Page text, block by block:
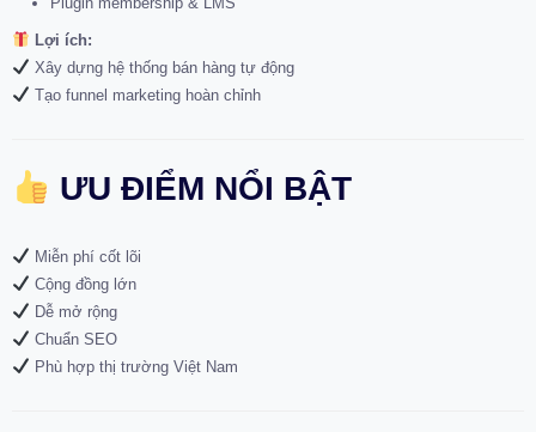
Lợi ích:
Xây dựng hệ thống bán hàng tự động
Tạo funnel marketing hoàn chỉnh
ƯU ĐIỂM NỔI BẬT
Miễn phí cốt lõi
Cộng đồng lớn
Dễ mở rộng
Chuẩn SEO
Phù hợp thị trường Việt Nam